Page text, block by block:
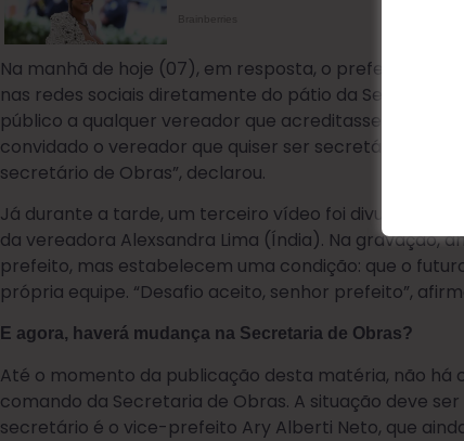
Na manhã de hoje (07), em resposta, o prefeito
nas redes sociais diretamente do pátio da Secretaria
público a qualquer vereador que acreditasse poder
convidado o vereador que quiser ser secretário de
secretário de Obras”, declarou.
Já durante a tarde, um terceiro vídeo foi divulgado
da vereadora Alexsandra Lima (Índia). Na gravação,
prefeito, mas estabelecem uma condição: que o
própria equipe. “Desafio aceito, senhor prefeito”,
E agora, haverá mudança na Secretaria de Obras?
Até o momento da publicação desta matéria, não
comando da Secretaria de Obras. A situação deve
secretário é o vice-prefeito Ary Alberti Neto, que